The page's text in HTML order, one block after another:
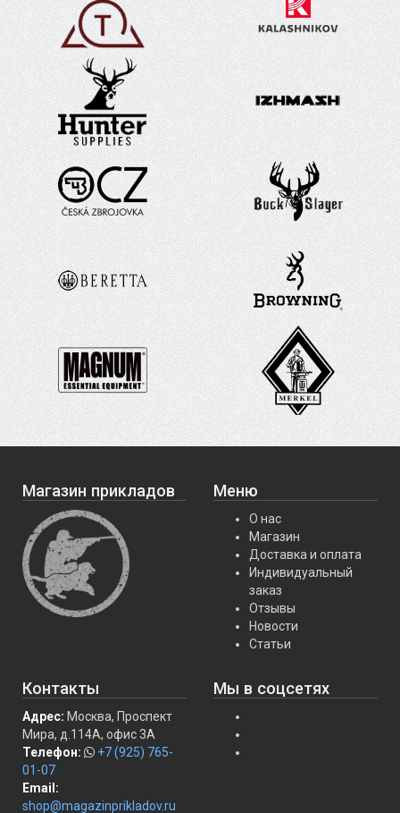
Магазин прикладов Меню
О нас
Магазин
Доставка и оплата
Индивидуальный
заказ
Отзывы
Новости
Статьи
Контакты
Адрес: Москва, Проспект
Мира, д.114А, офис 3А
Телефон:
+7 (925) 765-
01-07
Email:
shop@magazinprikladov.ru
Мы в соцсетях